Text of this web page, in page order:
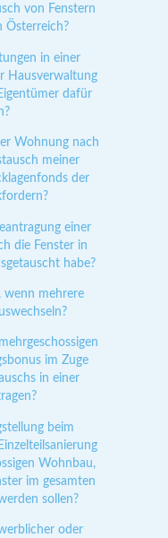
von Fenstern
Österreich?
in einer
Hausverwaltung
dafür
Wohnung nach
meiner
der
einer
die Fenster in
habe?
wenn mehrere
im Zuge
in einer
beim
Wohnbau,
im gesamten
sollen?
oder